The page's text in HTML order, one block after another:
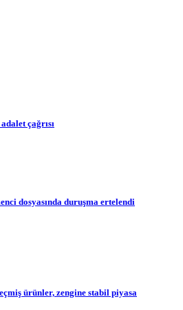
çağrısı
dosyasında duruşma ertelendi
ürünler, zengine stabil piyasa